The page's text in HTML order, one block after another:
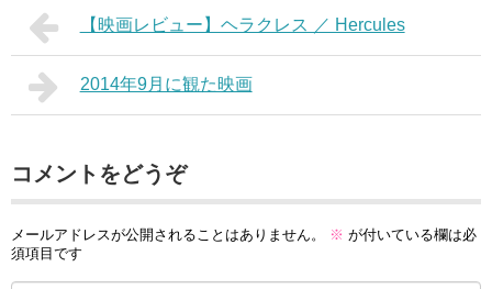
【映画レビュー】ヘラクレス ／ Hercules
2014年9月に観た映画
コメントをどうぞ
メールアドレスが公開されることはありません。 ※ が付いている欄は必
須項目です